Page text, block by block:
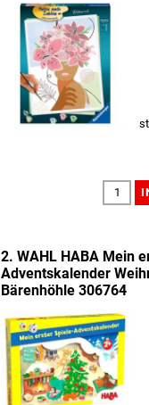
2. WAHL HABA Mein
Adventskalender
Bärenhöhle 306764